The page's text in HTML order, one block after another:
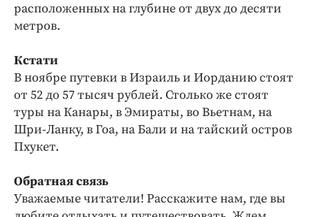
расположенных на глубине от двух до десяти
метров.
Кстати
В ноябре путевки в Израиль и Иорданию стоят
от 52 до 57 тысяч рублей. Столько же стоят
туры на Канары, в Эмираты, во Вьетнам, на
Шри-Ланку, в Гоа, на Бали и на тайский остров
Пхукет.
Обратная связь
Уважаемые читатели! Расскажите нам, где вы